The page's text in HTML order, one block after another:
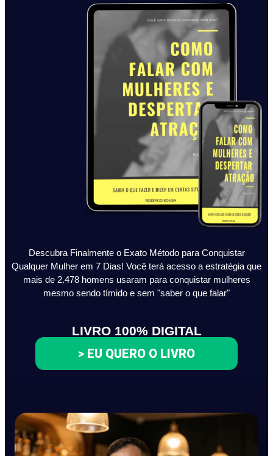
Descubra Finalmente o Exato Método para Conquistar
Qualquer Mulher em 7 Dias! Você terá acesso a estratégia que
mais de 2.478 homens usaram para conquistar mulheres
mesmo sendo tímido e sem "saber o que falar"
LIVRO 100% DIGITAL
> EU QUERO O LIVRO